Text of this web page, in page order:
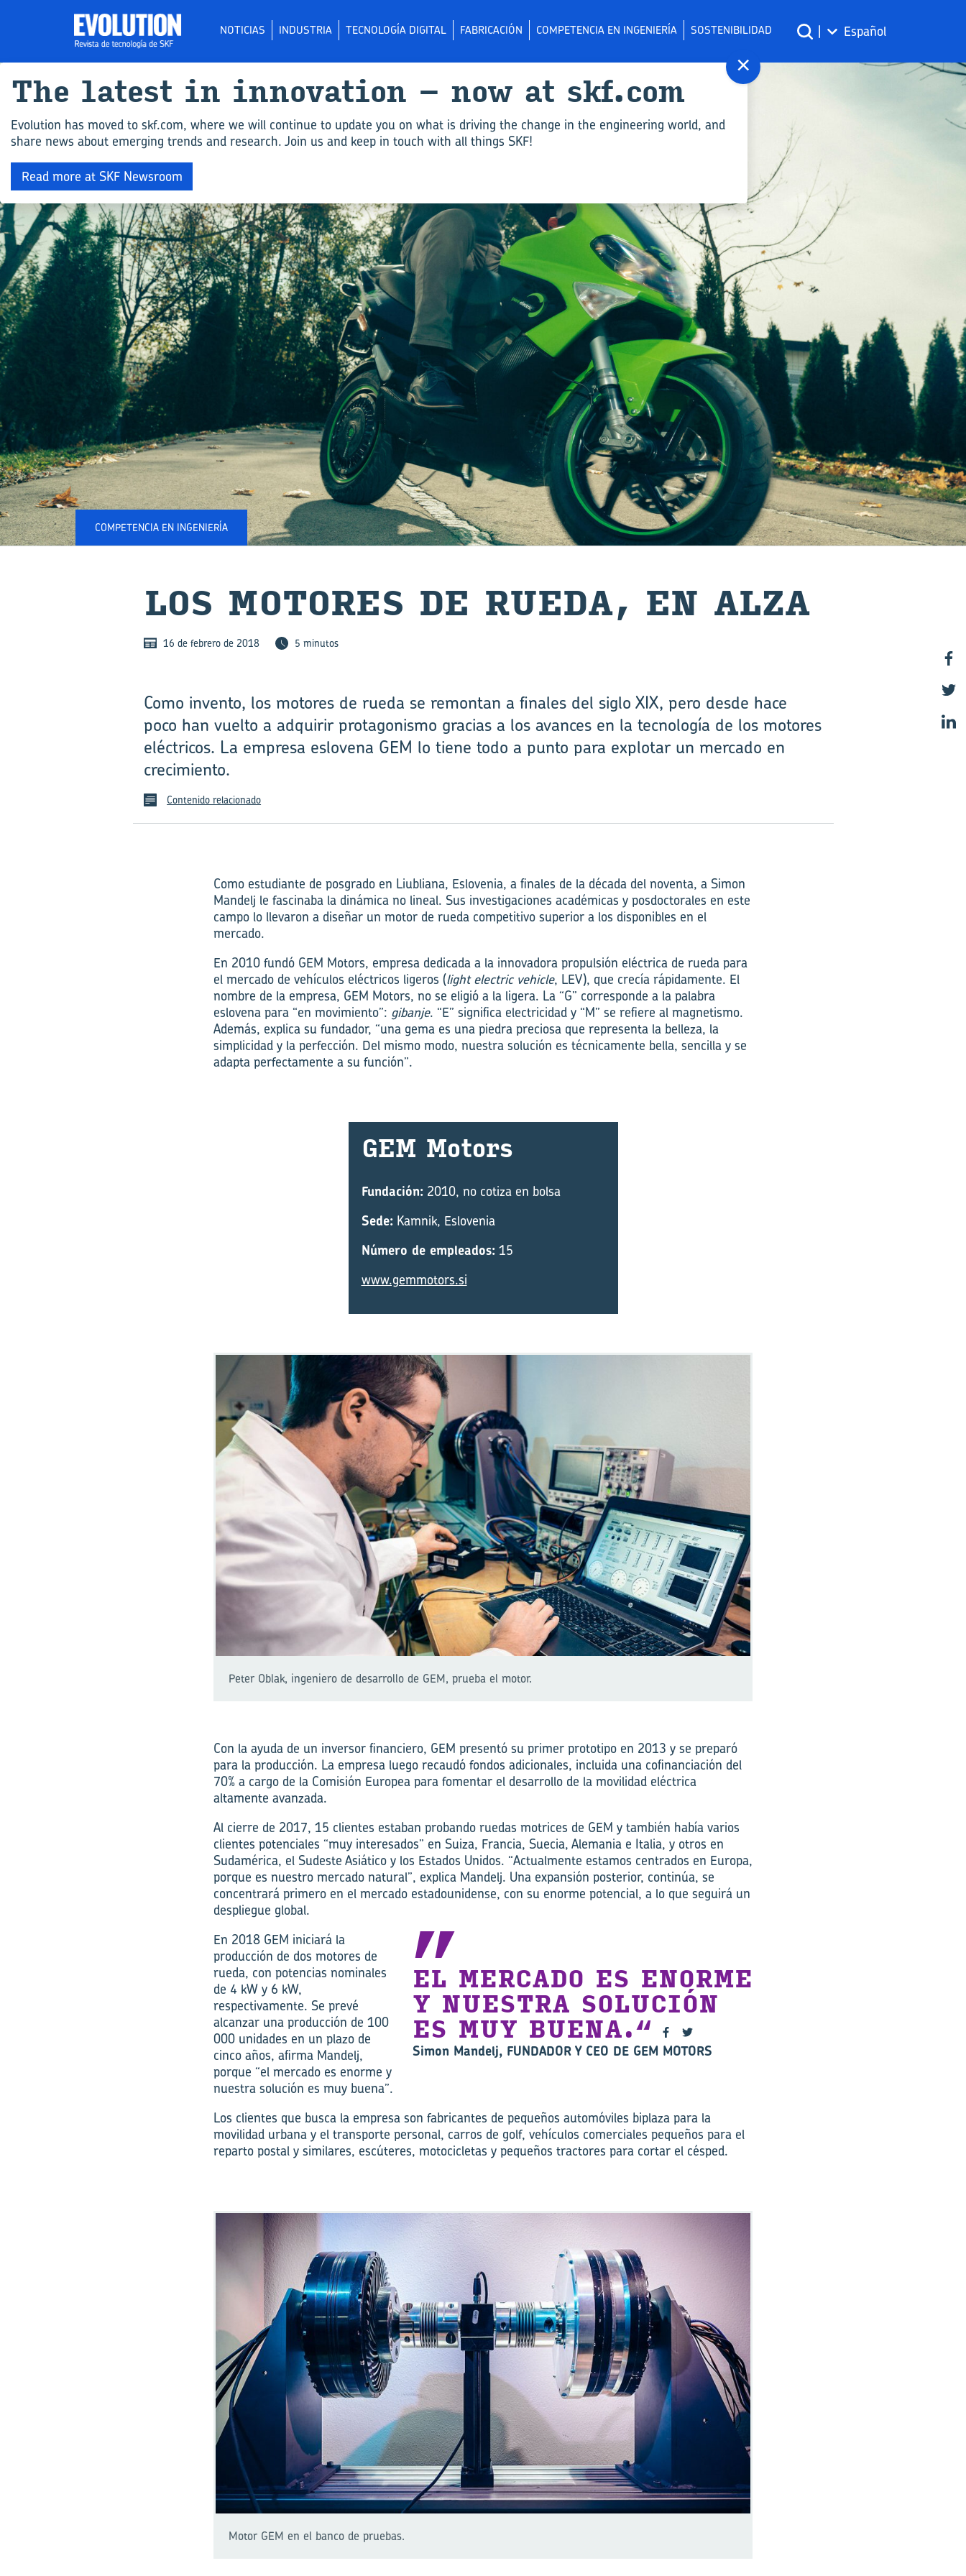
NOTICIAS INDUSTRIA TECNOLOGÍA DIGITAL FABRICACIÓN COMPETENCIA EN INGENIERÍA SOSTENIBILIDAD | Español
COMPETENCIA EN INGENIERÍA
LOS MO­TO­RES DE RUEDA, EN ALZA
16 de febrero de 2018 5 minutos
Como invento, los motores de rueda se remontan a finales del siglo XIX, pero desde hace
poco han vuelto a adquirir protagonismo gracias a los avances en la tecnología de los motores
eléctricos. La empresa eslovena GEM lo tiene todo a punto para explotar un mercado en
crecimiento.
Contenido relacionado
Como estudiante de posgrado en Liubliana, Eslovenia, a finales de la década del noventa, a Simon
Mandelj le fascinaba la dinámica no lineal. Sus investigaciones académicas y posdoctorales en este
campo lo llevaron a diseñar un motor de rueda competitivo superior a los disponibles en el
mercado.
En 2010 fundó GEM Motors, empresa dedicada a la innovadora propulsión eléctrica de rueda para
el mercado de vehículos eléctricos ligeros (light electric vehicle, LEV), que crecía rápidamente. El
nombre de la empresa, GEM Motors, no se eligió a la ligera. La “G” corresponde a la palabra
eslovena para “en movimiento”: gibanje. “E” significa electricidad y “M” se refiere al magnetismo.
Además, explica su fundador, “una gema es una piedra preciosa que representa la belleza, la
simplicidad y la perfección. Del mismo modo, nuestra solución es técnicamente bella, sencilla y se
adapta perfectamente a su función”.
GEM Mo­tors
Fundación:2010, no cotiza en bolsa
Sede:Kamnik, Eslovenia
Número de empleados:15
www.gemmotors.si
Peter Oblak, ingeniero de desarrollo de GEM, prueba el motor.
Con la ayuda de un inversor financiero, GEM presentó su primer prototipo en 2013 y se preparó
para la producción. La empresa luego recaudó fondos adicionales, incluida una cofinanciación del
70% a cargo de la Comisión Europea para fomentar el desarrollo de la movilidad eléctrica
altamente avanzada.
Al cierre de 2017, 15 clientes estaban probando ruedas motrices de GEM y también había varios
clientes potenciales “muy interesados” en Suiza, Francia, Suecia, Alemania e Italia, y otros en
Sudamérica, el Sudeste Asiático y los Estados Unidos. “Actualmente estamos centrados en Europa,
porque es nuestro mercado natural”, explica Mandelj. Una expansión posterior, continúa, se
concentrará primero en el mercado estadounidense, con su enorme potencial, a lo que seguirá un
despliegue global.
EL MERCADO ES ENORME
Y NUESTRA SOLUCIÓN
ES MUY BUENA.
Simon Mandelj, FUNDADOR Y CEO DE GEM MOTORS
En 2018 GEM iniciará la
producción de dos motores de
rueda, con potencias nominales
de 4 kW y 6 kW,
respectivamente. Se prevé
alcanzar una producción de 100
000 unidades en un plazo de
cinco años, afirma Mandelj,
porque “el mercado es enorme y
nuestra solución es muy buena”.
Los clientes que busca la empresa son fabricantes de pequeños automóviles biplaza para la
movilidad urbana y el transporte personal, carros de golf, vehículos comerciales pequeños para el
reparto postal y similares, escúteres, motocicletas y pequeños tractores para cortar el césped.
Motor GEM en el banco de pruebas.
×
The la­test in in­no­va­tion – now at skf.com
Evolution has moved to skf.com, where we will continue to update you on what is driving the change in the engineering world, and
share news about emerging trends and research. Join us and keep in touch with all things SKF!
Read more at SKF Newsroom